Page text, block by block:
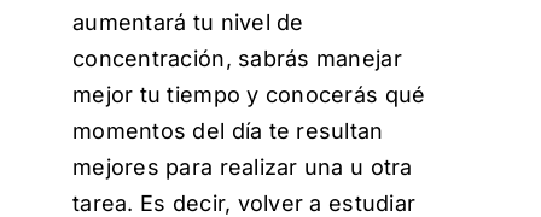
aumentará tu nivel de
concentración, sabrás manejar
mejor tu tiempo y conocerás qué
momentos del día te resultan
mejores para realizar una u otra
tarea. Es decir, volver a estudiar